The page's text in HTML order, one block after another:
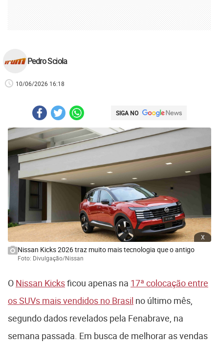
Pedro Sciola
10/06/2026 16:18
SIGA NO
x
Nissan Kicks 2026 traz muito mais tecnologia que o antigo
Foto: Divulgação/Nissan
O Nissan Kicksficou apenas na 17ª colocação entre
os SUVs mais vendidos no Brasil no último mês,
segundo dados revelados pela Fenabrave, na
semana passada. Em busca de melhorar as vendas